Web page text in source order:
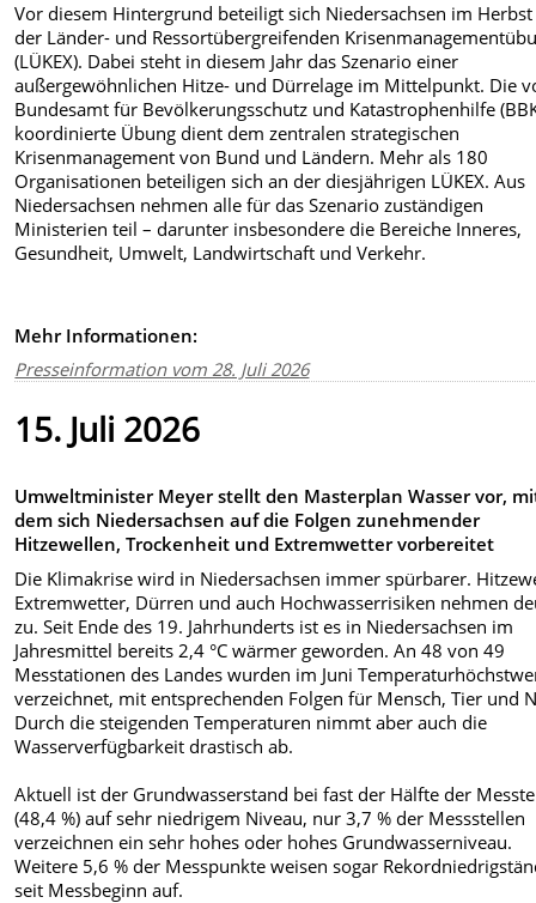
Vor diesem Hintergrund beteiligt sich Niedersachsen im
der Länder- und Ressortübergreifenden
(LÜKEX). Dabei steht in diesem Jahr das Szenario einer
außergewöhnlichen Hitze- und Dürrelage im Mittelpunkt. Die
Bundesamt für Bevölkerungsschutz und Katastrophenhilfe
koordinierte Übung dient dem zentralen strategischen
Krisenmanagement von Bund und Ländern. Mehr als 180
Organisationen beteiligen sich an der diesjährigen LÜKEX. Aus
Niedersachsen nehmen alle für das Szenario zuständigen
Ministerien teil – darunter insbesondere die Bereiche Inneres,
Gesundheit, Umwelt, Landwirtschaft und Verkehr.
Mehr Informationen:
Presseinformation vom 28. Juli 2026
15. Juli 2026
Umweltminister Meyer stellt den Masterplan Wasser vor,
dem sich Niedersachsen auf die Folgen zunehmender
Hitzewellen, Trockenheit und Extremwetter vorbereitet
Die Klimakrise wird in Niedersachsen immer spürbarer.
Extremwetter, Dürren und auch Hochwasserrisiken nehmen
zu. Seit Ende des 19. Jahrhunderts ist es in Niedersachsen im
Jahresmittel bereits 2,4 °C wärmer geworden. An 48 von 49
Messtationen des Landes wurden im Juni
verzeichnet, mit entsprechenden Folgen für Mensch, Tier und
Durch die steigenden Temperaturen nimmt aber auch die
Wasserverfügbarkeit drastisch ab.
Aktuell ist der Grundwasserstand bei fast der Hälfte der
(48,4 %) auf sehr niedrigem Niveau, nur 3,7 % der Messstellen
verzeichnen ein sehr hohes oder hohes Grundwasserniveau.
Weitere 5,6 % der Messpunkte weisen sogar
seit Messbeginn auf.